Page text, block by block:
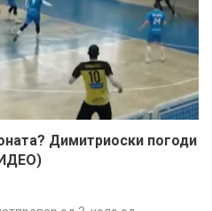
Димитриоски погоди